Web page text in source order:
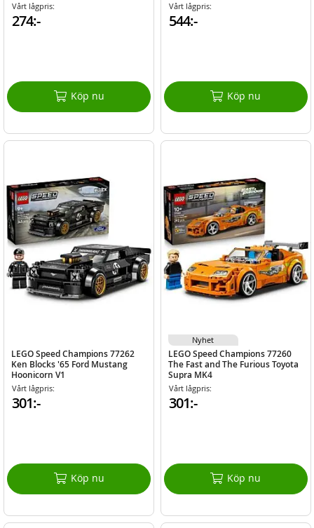
Vårt lågpris:
274:-
Köp nu
Vårt lågpris:
544:-
Köp nu
LEGO Speed Champions 77262
Ken Blocks '65 Ford Mustang
Hoonicorn V1
Vårt lågpris:
301:-
Köp nu
LEGO Speed Champions 77260
The Fast and The Furious Toyota
Supra MK4
Vårt lågpris:
301:-
Köp nu
Nyhet